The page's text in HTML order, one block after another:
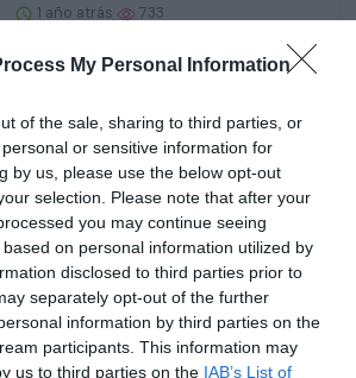
My Personal Information
of the sale, sharing to third parties, or
or sensitive information for
by us, please use the below opt-out
selection. Please note that after your
you may continue seeing
on personal information utilized by
disclosed to third parties prior to
separately opt-out of the further
information by third parties on the
participants. This information may
us to third parties on the IAB’s List of
1 año atrás 733
¿Por qué el pulmón es el lugar
1 año atrás 663
El Greco y el AVE en Toledo, un
diálogo imprescind...
1 año atrás
Estos son los municipios de